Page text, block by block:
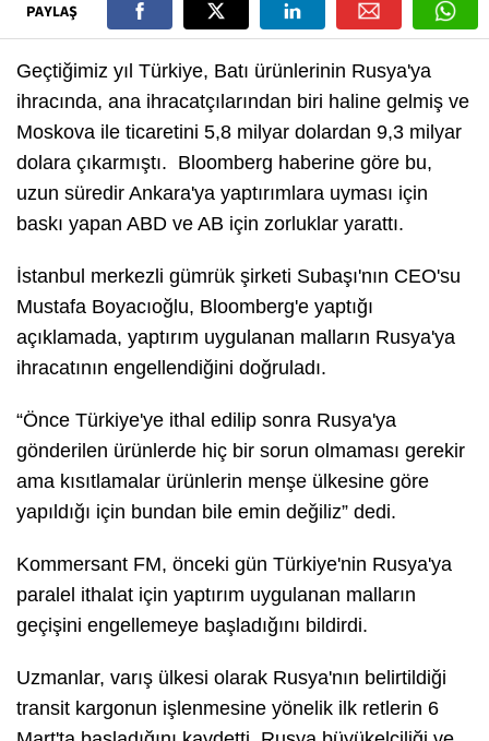
PAYLAŞ
Geçtiğimiz yıl Türkiye, Batı ürünlerinin Rusya'ya
ihracında, ana ihracatçılarından biri haline gelmiş ve
Moskova ile ticaretini 5,8 milyar dolardan 9,3 milyar
dolara çıkarmıştı. Bloomberg haberine göre bu,
uzun süredir Ankara'ya yaptırımlara uyması için
baskı yapan ABD ve AB için zorluklar yarattı.
İstanbul merkezli gümrük şirketi Subaşı'nın CEO'su
Mustafa Boyacıoğlu, Bloomberg'e yaptığı
açıklamada, yaptırım uygulanan malların Rusya'ya
ihracatının engellendiğini doğruladı.
“Önce Türkiye'ye ithal edilip sonra Rusya'ya
gönderilen ürünlerde hiç bir sorun olmaması gerekir
ama kısıtlamalar ürünlerin menşe ülkesine göre
yapıldığı için bundan bile emin değiliz” dedi.
Kommersant FM, önceki gün Türkiye'nin Rusya'ya
paralel ithalat için yaptırım uygulanan malların
geçişini engellemeye başladığını bildirdi.
Uzmanlar, varış ülkesi olarak Rusya'nın belirtildiği
transit kargonun işlenmesine yönelik ilk retlerin 6